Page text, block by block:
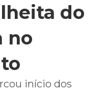
do
no
início dos